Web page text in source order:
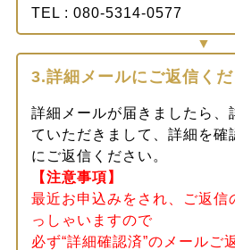
TEL : 080-5314-0577
3.詳細メールにご返信く
詳細メールが届きましたら、
ていただきまして、詳細を確
にご返信ください。
【注意事項】
最近お申込みをされ、ご返信
っしゃいますので
必ず“詳細確認済”のメールご